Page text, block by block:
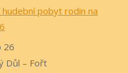
hudební pobyt rodin na
26
Důl – Fořt